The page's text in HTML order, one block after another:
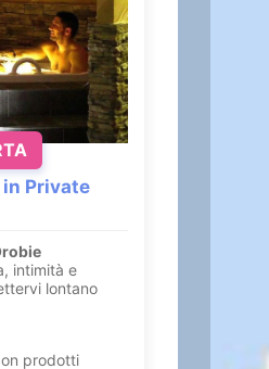
in Private
intimità e
lontano
prodotti